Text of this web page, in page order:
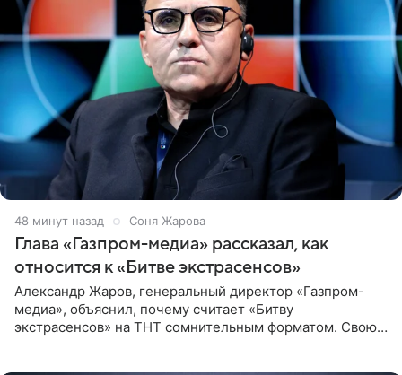
48 минут назад Соня Жарова
Глава «Газпром-медиа» рассказал, как
относится к «Битве экстрасенсов»
Александр Жаров, генеральный директор «Газпром-
медиа», объяснил, почему считает «Битву
экстрасенсов» на ТНТ сомнительным форматом. Свою